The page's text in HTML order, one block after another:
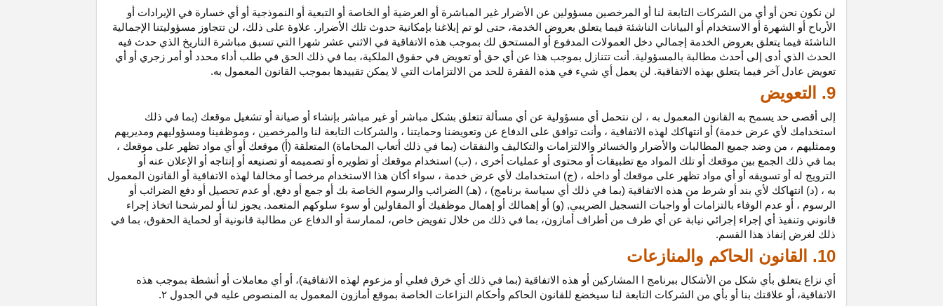
لن نكون نحن أو أي من الشركات التابعة لنا أو المرخصين مسؤولين عن الأضرار غير المباشرة أو العرضية أو الخاصة أو التبعية أو النموذجية أو أي خسارة في الإيرادات أو
الأرباح أو الشهرة أو الاستخدام أو البيانات الناشئة فيما يتعلق بعروض الخدمة، حتى لو تم إبلاغنا بإمكانية حدوث تلك الأضرار. علاوة على ذلك، لن تتجاوز مسؤوليتنا الإجمالية
الناشئة فيما يتعلق بعروض الخدمة إجمالي دخل العمولات المدفوع أو المستحق لك بموجب هذه الاتفاقية في الاثني عشر شهرا التي تسبق مباشرة التاريخ الذي حدث فيه
الحدث الذي أدى إلى أحدث مطالبة بالمسؤولية. أنت تتنازل بموجب هذا عن أي حق أو تعويض في حقوق الملكية، بما في ذلك الحق في طلب أداء محدد أو أمر زجري أو أي
تعويض عادل آخر فيما يتعلق بهذه الاتفاقية. لن يعمل أي شيء في هذه الفقرة للحد من الالتزامات التي لا يمكن تقييدها بموجب القانون المعمول به.
9. التعويض
إلى أقصى حد يسمح به القانون المعمول به ، لن نتحمل أي مسؤولية عن أي مسألة تتعلق بشكل مباشر أو غير مباشر بإنشاء أو صيانة أو تشغيل موقعك (بما في ذلك
استخدامك لأي عرض خدمة) أو انتهاكك لهذه الاتفاقية ، وأنت توافق على الدفاع عن وتعويضنا وحمايتنا ، والشركات التابعة لنا والمرخصين ، وموظفينا ومسؤوليهم ومديريهم
وممثليهم ، من وضد جميع المطالبات والأضرار والخسائر والالتزامات والتكاليف والنفقات (بما في ذلك أتعاب المحاماة) المتعلقة (أ) موقعك أو أي مواد تظهر على موقعك ،
بما في ذلك الجمع بين موقعك أو تلك المواد مع تطبيقات أو محتوى أو عمليات أخرى ، (ب) استخدام موقعك أو تطويره أو تصميمه أو تصنيعه أو إنتاجه أو الإعلان عنه أو
الترويج له أو تسويقه أو أي مواد تظهر على موقعك أو داخله ، (ج) استخدامك لأي عرض خدمة ، سواء أكان هذا الاستخدام مرخصا أو مخالفا لهذه الاتفاقية أو القانون المعمول
به ، (د) انتهاكك لأي بند أو شرط من هذه الاتفاقية (بما في ذلك أي سياسة برنامج) ، (هـ) الضرائب والرسوم الخاصة بك أو جمع أو دفع, أو عدم تحصيل أو دفع الضرائب أو
الرسوم ، أو عدم الوفاء بالتزامات أو واجبات التسجيل الضريبي, (و) أو إهمالك أو إهمال موظفيك أو المقاولين أو سوء سلوكهم المتعمد. يجوز لنا أو لمرشحنا اتخاذ إجراء
قانوني وتنفيذ أي إجراء إجرائي نيابة عن أي طرف من أطراف أمازون، بما في ذلك من خلال تفويض خاص، لممارسة أو الدفاع عن مطالبة قانونية أو لحماية الحقوق، بما في
ذلك لغرض إنفاذ هذا القسم.
10. القانون الحاكم والمنازعات
أي نزاع يتعلق بأي شكل من الأشكال ببرنامج ا المشاركين أو هذه الاتفاقية (بما في ذلك أي خرق فعلي أو مزعوم لهذه الاتفاقية)، أو أي معاملات أو أنشطة بموجب هذه
الاتفاقية، أو علاقتك بنا أو بأي من الشركات التابعة لنا سيخضع للقانون الحاكم وأحكام النزاعات الخاصة بموقع أمازون المعمول به المنصوص عليه في الجدول ۲.